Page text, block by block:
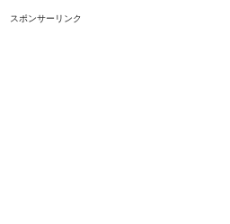
スポンサーリンク